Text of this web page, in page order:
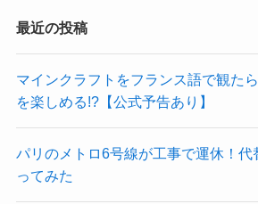
最近の投稿
マインクラフトをフランス語で観た
を楽しめる!?【公式予告あり】
パリのメトロ6号線が工事で運休！
ってみた